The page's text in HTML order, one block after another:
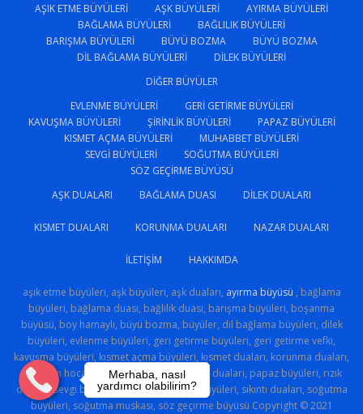
Merhaba, nasıl
yardımcı olabilirim?
AŞIK ETME BÜYÜLERI
AŞK BÜYÜLERI
AYIRMA BÜYÜLERI
BAĞLAMA BÜYÜLERI
BAĞLILIK BÜYÜLERI
BARIŞMA BÜYÜLERI
BÜYÜ BOZMA
BÜYÜ BOZMA
DIL BAĞLAMA BÜYÜLERI
DILEK BÜYÜLERI
DIĞER BÜYÜLER
EVLENME BÜYÜLERI
GERI GETIRME BÜYÜLERI
KAVUŞMA BÜYÜLERI
ŞIRINLIK BÜYÜLERI
PAPAZ BÜYÜLERI
KISMET AÇMA BÜYÜLERI
MUHABBET BÜYÜLERI
SEVGI BÜYÜLERI
SOĞUTMA BÜYÜLERI
SÖZ GEÇIRME BÜYÜSÜ
AŞK DUALARI
BAĞLAMA DUASI DILEK DUALARI
KISMET DUALARI KORUNMA DUALARI NAZAR DUALARI
İLETIŞIM HAKKIMDA
aşık etme büyüleri, aşk büyüleri, aşk duaları, ayırma büyüsü , bağlama
büyüleri, bağlama duası, bağlılık duası, barışma büyüleri, boşanma
büyüsü, boy hamaylı, büyü bozma, büyüler, dil bağlama büyüleri, dilek
büyüleri, evlenme büyüleri, geri getirme büyüleri, geri getirme vefki,
kavuşma büyüleri, kısmet açma büyüleri, kısmet duaları, korunma duaları,
medyum hoca, muhabbet büyüleri, nazar duaları, papaz büyüleri, rızık
duaları, sevgi büyüsü, sevgi sihri, şirinlik büyüleri, sıkıntı duaları, soğutma
büyüleri, soğutma muskası, söz geçirme büyüsü Copyright © 2021